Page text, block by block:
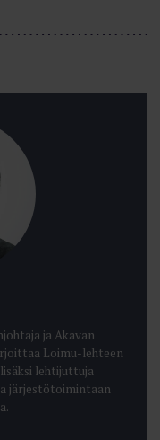
ja Akavan
Loimu-lehteen
lehtijuttuja
järjestötoimintaan